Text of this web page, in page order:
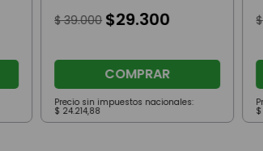
$ 39.000 $29.300
COMPRAR
Precio sin impuestos nacionales:
$ 24.214,88
$
$